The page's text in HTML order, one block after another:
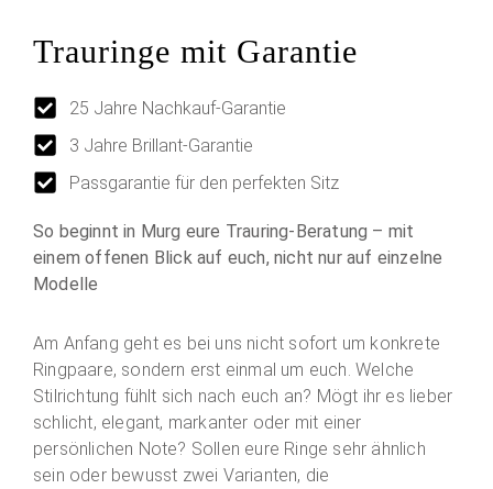
Trauringe mit Garantie
25 Jahre Nachkauf-Garantie
3 Jahre Brillant-Garantie
Passgarantie für den perfekten Sitz
So beginnt in Murg eure Trauring-Beratung – mit
einem offenen Blick auf euch, nicht nur auf einzelne
Modelle
Am Anfang geht es bei uns nicht sofort um konkrete
Ringpaare, sondern erst einmal um euch. Welche
Stilrichtung fühlt sich nach euch an? Mögt ihr es lieber
schlicht, elegant, markanter oder mit einer
persönlichen Note? Sollen eure Ringe sehr ähnlich
sein oder bewusst zwei Varianten, die